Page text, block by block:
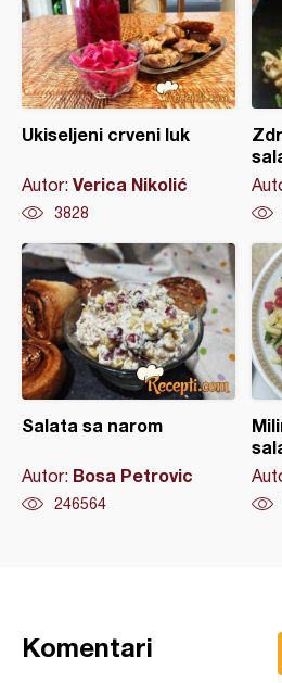
Ukiseljeni crveni luk
Autor: Verica Nikolić
3828
Salata sa narom
Autor: Bosa Petrovic
246564
Komentari